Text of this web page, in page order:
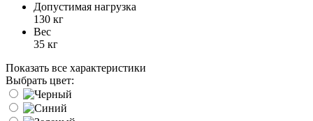
Допустимая нагрузка
130 кг
Вес
35 кг
Показать все характеристики
Выбрать цвет: